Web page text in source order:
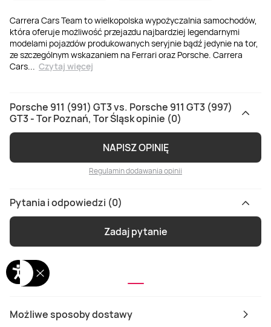
Możliwe sposoby dostawy
Carrera Cars Team to wielkopolska wypożyczalnia samochodów,
która oferuje możliwość przejazdu najbardziej legendarnymi
modelami pojazdów produkowanych seryjnie bądź jedynie na tor,
ze szczególnym wskazaniem na Ferrari oraz Porsche. Carrera
Cars... Czytaj więcej
Porsche 911 (991) GT3 vs. Porsche 911 GT3 (997)
GT3 - Tor Poznań, Tor Śląsk opinie (0)
NAPISZ OPINIĘ
Regulamin dodawania opinii
Pytania i odpowiedzi (0)
Zadaj pytanie